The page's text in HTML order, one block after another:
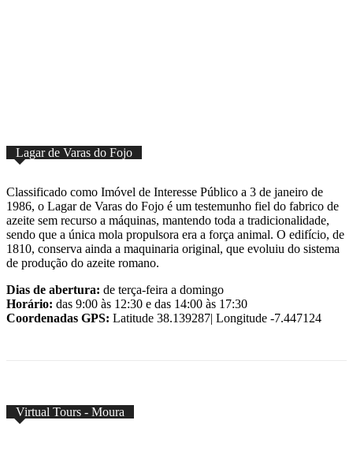
Lagar de Varas do Fojo
Classificado como Imóvel de Interesse Público a 3 de janeiro de
1986, o Lagar de Varas do Fojo é um testemunho fiel do fabrico de
azeite sem recurso a máquinas, mantendo toda a tradicionalidade,
sendo que a única mola propulsora era a força animal. O edifício, de
1810, conserva ainda a maquinaria original, que evoluiu do sistema
de produção do azeite romano.
Dias de abertura: de terça-feira a domingo
Horário: das 9:00 às 12:30 e das 14:00 às 17:30
Coordenadas GPS: Latitude 38.139287| Longitude -7.447124
Virtual Tours - Moura